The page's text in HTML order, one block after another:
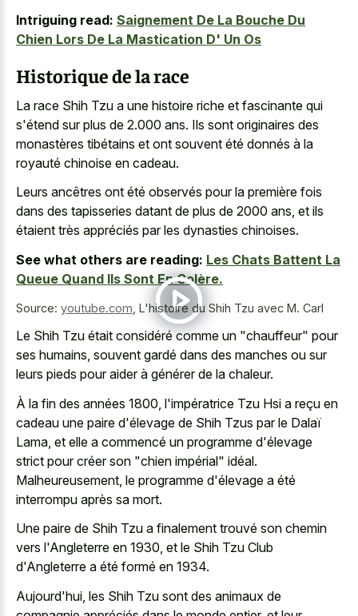
Intriguing read: Saignement De La Bouche Du
Chien Lors De La Mastication D' Un Os
Historique de la race
La race Shih Tzu a une histoire riche et fascinante qui
s'étend sur plus de 2.000 ans. Ils sont originaires des
monastères tibétains et ont souvent été donnés à la
royauté chinoise en cadeau.
Leurs ancêtres ont été observés pour la première fois
dans des tapisseries datant de plus de 2000 ans, et ils
étaient très appréciés par les dynasties chinoises.
See what others are reading: Les Chats Battent La
Queue Quand Ils Sont En Colère.
Source: youtube.com L'histoire du Shih Tzu avec M. Carl
Le Shih Tzu était considéré comme un "chauffeur" pour
ses humains, souvent gardé dans des manches ou sur
leurs pieds pour aider à générer de la chaleur.
À la fin des années 1800, l'impératrice Tzu Hsi a reçu en
cadeau une paire d'élevage de Shih Tzus par le Dalaï
Lama, et elle a commencé un programme d'élevage
strict pour créer son "chien impérial" idéal.
Malheureusement, le programme d'élevage a été
interrompu après sa mort.
Une paire de Shih Tzu a finalement trouvé son chemin
vers l'Angleterre en 1930, et le Shih Tzu Club
d'Angleterre a été formé en 1934.
Aujourd'hui, les Shih Tzu sont des animaux de